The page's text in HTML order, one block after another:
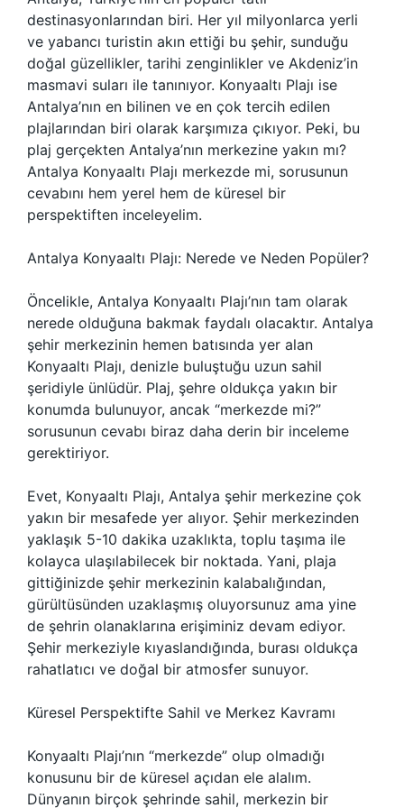
destinasyonlarından biri. Her yıl milyonlarca yerli
ve yabancı turistin akın ettiği bu şehir, sunduğu
doğal güzellikler, tarihi zenginlikler ve Akdeniz’in
masmavi suları ile tanınıyor. Konyaaltı Plajı ise
Antalya’nın en bilinen ve en çok tercih edilen
plajlarından biri olarak karşımıza çıkıyor. Peki, bu
plaj gerçekten Antalya’nın merkezine yakın mı?
Antalya Konyaaltı Plajı merkezde mi, sorusunun
cevabını hem yerel hem de küresel bir
perspektiften inceleyelim.
Antalya Konyaaltı Plajı: Nerede ve Neden Popüler?
Öncelikle, Antalya Konyaaltı Plajı’nın tam olarak
nerede olduğuna bakmak faydalı olacaktır. Antalya
şehir merkezinin hemen batısında yer alan
Konyaaltı Plajı, denizle buluştuğu uzun sahil
şeridiyle ünlüdür. Plaj, şehre oldukça yakın bir
konumda bulunuyor, ancak “merkezde mi?”
sorusunun cevabı biraz daha derin bir inceleme
gerektiriyor.
Evet, Konyaaltı Plajı, Antalya şehir merkezine çok
yakın bir mesafede yer alıyor. Şehir merkezinden
yaklaşık 5-10 dakika uzaklıkta, toplu taşıma ile
kolayca ulaşılabilecek bir noktada. Yani, plaja
gittiğinizde şehir merkezinin kalabalığından,
gürültüsünden uzaklaşmış oluyorsunuz ama yine
de şehrin olanaklarına erişiminiz devam ediyor.
Şehir merkeziyle kıyaslandığında, burası oldukça
rahatlatıcı ve doğal bir atmosfer sunuyor.
Küresel Perspektifte Sahil ve Merkez Kavramı
Konyaaltı Plajı’nın “merkezde” olup olmadığı
konusunu bir de küresel açıdan ele alalım.
Dünyanın birçok şehrinde sahil, merkezin bir